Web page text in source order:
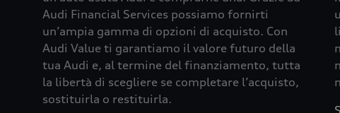
Audi Financial Services possiamo fornirti
un’ampia gamma di opzioni di acquisto. Con
Audi Value ti garantiamo il valore futuro della
tua Audi e, al termine del finanziamento, tutta
la libertà di scegliere se completare l’acquisto,
sostituirla o restituirla.